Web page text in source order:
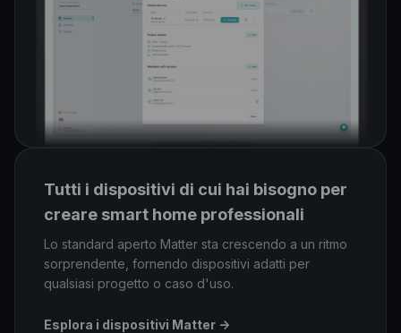
Tutti i dispositivi di cui hai bisogno per
creare smart home professionali
Lo standard aperto Matter sta crescendo a un ritmo
sorprendente, fornendo dispositivi adatti per
qualsiasi progetto o caso d'uso.
Esplora i dispositivi Matter ->